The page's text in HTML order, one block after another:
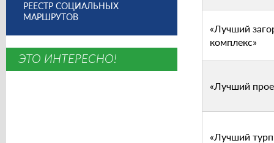
«Лучший
комплекс»
«Лучший
«Лучший
РЕЕСТР СОЦИАЛЬНЫХ
МАРШРУТОВ
ЭТО ИНТЕРЕСНО!